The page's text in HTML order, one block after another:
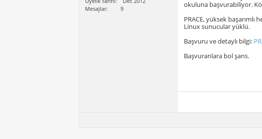
Mesajlar
9
okuluna başvurabiliyor.
PRACE, yüksek
Linux sunucular yüklü.
Başvuru ve detaylı bilgi:
Başvuranlara bol şans.